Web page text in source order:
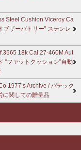
Steel Cushion Viceroy Ca
ザーバトリー” ステンレ
18k Cal.27-460M Aut
ファットクッション”自動
1977’s Archive / パテック
に関しての贈呈品